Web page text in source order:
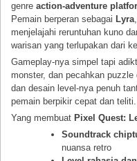
genreaction-adventure
Pemain berperan sebagai Lyra
menjelajahi reruntuhan kuno
warisan yang terlupakan dari
Gameplay-nya simpel tapi
monster, dan pecahkan
dan desain level-nya penuh
pemain berpikir cepat dan teliti.
Yang membuat Pixel Quest:
Soundtrack
nuansa retro